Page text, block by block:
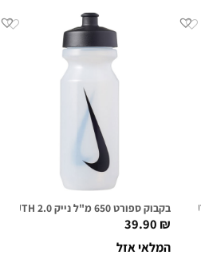
בקבוק ספורט 650 מ"ל נייק NIKE BIG MOUTH 2.0 שקוף/שחור
39.90₪
המלאי אזל